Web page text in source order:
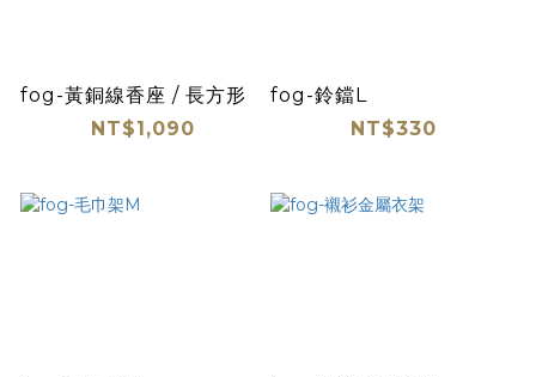
fog-黃銅線香座 / 長方形
NT$1,090
fog-鈴鐺L
NT$330